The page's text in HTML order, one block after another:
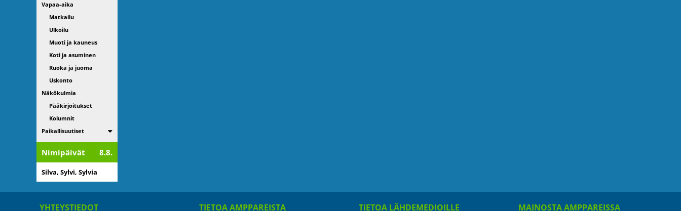
Vapaa-aika
Matkailu
Ulkoilu
Muoti ja kauneus
Koti ja asuminen
Ruoka ja juoma
Uskonto
Näkökulmia
Pääkirjoitukset
Kolumnit
Paikallisuutiset
Listaa alakategoriat
Nimipäivät 8.8.
Silva, Sylvi, Sylvia
YHTEYSTIEDOT
TIETOA AMPPAREISTA
TIETOA LÄHDEMEDIOILLE
MAINOSTA AMPPAREISSA